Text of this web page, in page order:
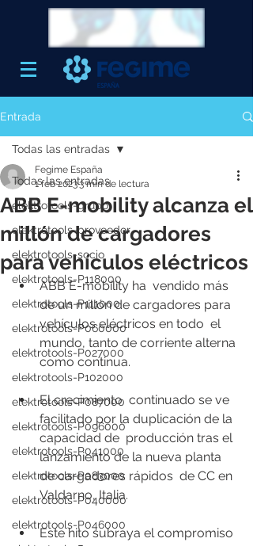
Entrada
Todas las entradas
elektrotools-grupo
elektrotools-proveedor
elektrotools-socio
elektrotools-P118000
elektrotools-P111000
elektrotools-P060000
elektrotools-P027000
elektrotools-P102000
elektrotools-P087000
elektrotools-P096000
elektrotools-P041000
elektrotools-P083000
elektrotools-P040000
elektrotools-P046000
Todas las entradas
ABB E-mobility alcanza el
millón de cargadores
para vehículos eléctricos
Fegime España
1 feb 20233 min de lectura
ABB E-mobility ha  vendido más
de un millón de cargadores para
vehículos eléctricos en todo  el
mundo, tanto de corriente alterna
como continua.
El crecimiento  continuado se ve
facilitado por la duplicación de la
capacidad de  producción tras el
lanzamiento de la nueva planta
de cargadores rápidos  de CC en
Valdarno, Italia.
Este hito subraya el compromiso